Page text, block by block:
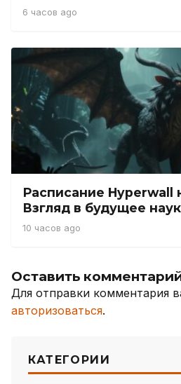
6 часов ago
Расписание Hyperwall
Взгляд в будущее
10 часов ago
Оставить
Для отправки комментария
авторизоваться.
КАТЕГОРИИ